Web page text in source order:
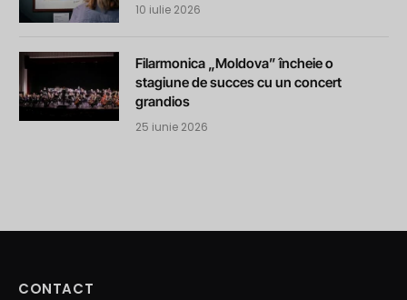
10 iulie 2026
Filarmonica „Moldova” încheie o
stagiune de succes cu un concert
grandios
25 iunie 2026
CONTACT